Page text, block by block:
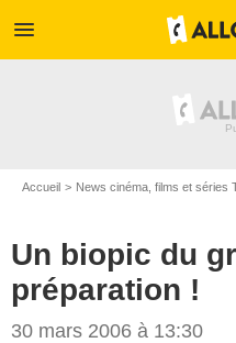
menu
Accueil News cinéma, films et séries
Un biopic du
préparation !
30 mars 2006 à 13:30